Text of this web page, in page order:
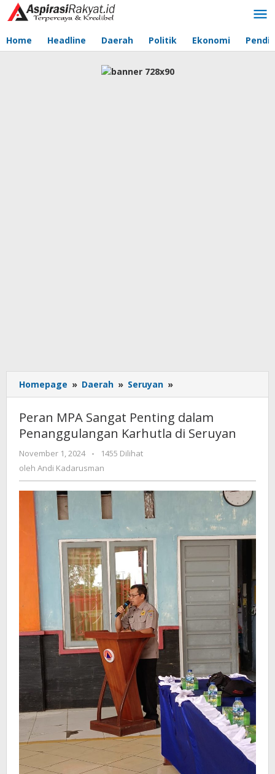
Lewati
ke
Home Headline Daerah Politik Ekonomi
Homepage » Daerah » Seruyan »
MPA
Penting
dalam
Peran MPA Sangat Penting dalam
Penanggulangan Karhutla di Seruyan
November 1, 2024
oleh
Andi
-
1455 Dilihat
oleh Andi Kadarusman